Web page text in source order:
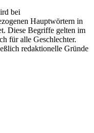
bei
Hauptwörtern in
Diese Begriffe gelten im
für alle Geschlechter.
redaktionelle Gründe